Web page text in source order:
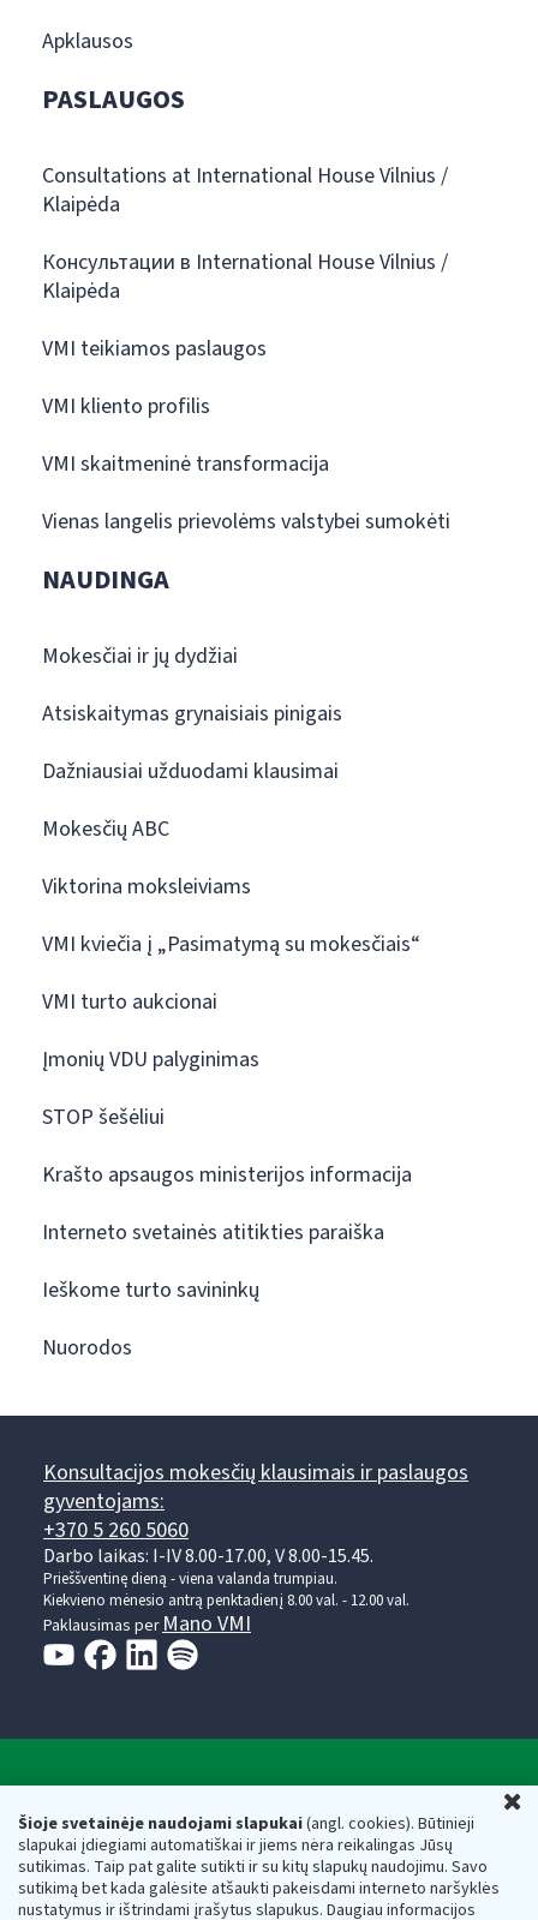
Šioje svetainėje naudojami slapukai(angl. cookies). Būtinieji
slapukai įdiegiami automatiškai ir jiems nėra reikalingas Jūsų
sutikimas. Taip pat galite sutikti ir su kitų slapukų naudojimu. Savo
sutikimą bet kada galėsite atšaukti pakeisdami interneto naršyklės
nustatymus ir ištrindami įrašytus slapukus. Daugiau informacijos
Apklausos
PASLAUGOS
Consultations at International House Vilnius /
Klaipėda
Консультации в International House Vilnius /
Klaipėda
VMI teikiamos paslaugos
VMI kliento profilis
VMI skaitmeninė transformacija
Vienas langelis prievolėms valstybei sumokėti
NAUDINGA
Mokesčiai ir jų dydžiai
Atsiskaitymas grynaisiais pinigais
Dažniausiai užduodami klausimai
Mokesčių ABC
Viktorina moksleiviams
VMI kviečia į „Pasimatymą su mokesčiais“
VMI turto aukcionai
Įmonių VDU palyginimas
STOP šešėliui
Krašto apsaugos ministerijos informacija
Interneto svetainės atitikties paraiška
Ieškome turto savininkų
Nuorodos
Konsultacijos mokesčių klausimais ir paslaugos
gyventojams:
+370 5 260 5060
Darbo laikas: I-IV 8.00-17.00, V 8.00-15.45.
Prieššventinę dieną - viena valanda trumpiau.
Kiekvieno mėnesio antrą penktadienį 8.00 val. - 12.00 val.
Paklausimas per Mano VMI
Respublikos finansų ministerijos
Biudžetinė įstaiga. Juridinio asmens kodas — 188659752,
adresas: Vasario 16-osios g. 14, 01107 Vilnius, Lietuva, el.paštas:
vmi@vmi.lt, E. pristatymo dėžutės adresas 188659752